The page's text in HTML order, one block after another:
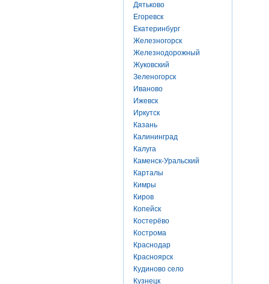
Дятьково
Егоревск
Екатеринбург
Железногорск
Железнодорожный
Жуковский
Зеленогорск
Иваново
Ижевск
Иркутск
Казань
Калининград
Калуга
Каменск-Уральский
Карталы
Кимры
Киров
Копейск
Костерёво
Кострома
Краснодар
Красноярск
Кудиново село
Кузнецк